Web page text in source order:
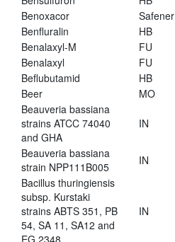
Benoxacor
Safener
Benfluralin
HB
Benalaxyl-M
FU
Benalaxyl
FU
Beflubutamid
HB
Beer
MO
Beauveria bassiana
strains ATCC 74040
and GHA
IN
Beauveria bassiana
strain NPP111B005
IN
Bacillus thuringiensis
subsp. Kurstaki
strains ABTS 351, PB
54, SA 11, SA12 and
IN